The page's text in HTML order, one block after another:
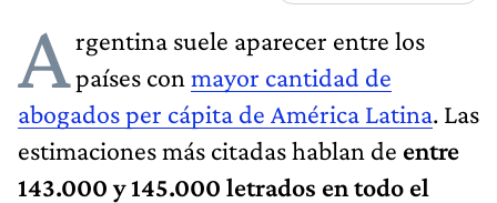
Argentina suele aparecer entre los
países con mayor cantidad de
abogados per cápita de América Latina. Las
estimaciones más citadas hablan de entre
143.000 y 145.000 letrados en todo el